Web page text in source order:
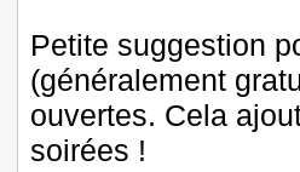
Petite suggestion
(généralement
ouvertes. Cela
soirées !